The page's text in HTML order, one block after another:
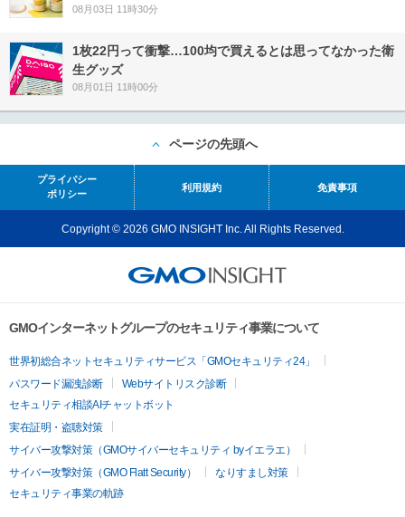
08月03日 11時30分
1枚22円って衝撃…100均で買えるとは思ってなかった衛
生グッズ
08月01日 11時00分
ページの先頭へ
プライバシー
ポリシー
利用規約 免責事項
Copyright © 2026 GMO INSIGHT Inc. All Rights Reserved.
GMOインターネットグループのセキュリティ事業について
世界初総合ネットセキュリティサービス「GMOセキュリティ24」
パスワード漏洩診断
Webサイトリスク診断
セキュリティ相談AIチャットボット
実在証明・盗聴対策
サイバー攻撃対策（GMOサイバーセキュリティ byイエラエ）
サイバー攻撃対策（GMO Flatt Security）
なりすまし対策
セキュリティ事業の軌跡